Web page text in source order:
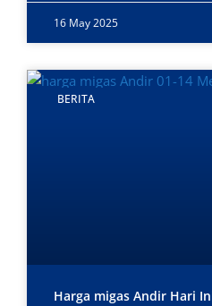
16 May 2025
BERITA
Harga migas Andir Hari